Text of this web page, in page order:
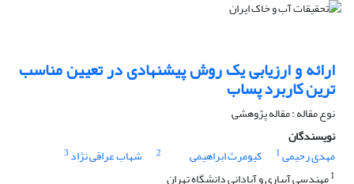
ارائه و ارزیابی یک روش پیشنهادی در تعیین مناسب
ترین کاربرد پساب
نوع مقاله : مقاله پژوهشی
نویسندگان
مهدی رحیمی1 کیومرث ابراهیمی 2 شهاب عراقی نژاد 3
1مهندسی آبیاری و آبادانی دانشگاه تهران